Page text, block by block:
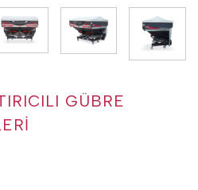
GÜBRE